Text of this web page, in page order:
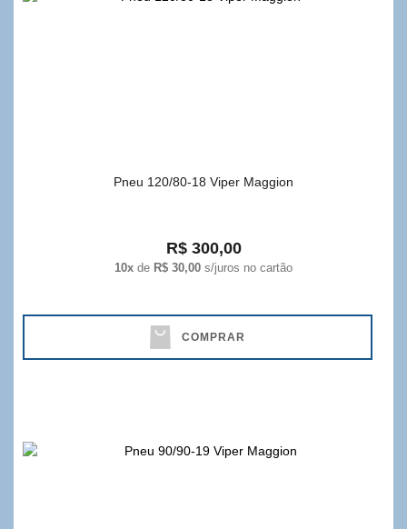
Pneu 120/80-18 Viper Maggion
R$ 300,00
10x de R$ 30,00 s/juros no cartão
COMPRAR